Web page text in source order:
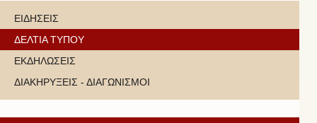
ΕΙΔΗΣΕΙΣ
ΔΕΛΤΙΑ ΤΥΠΟΥ
ΕΚΔΗΛΩΣΕΙΣ
ΔΙΑΚΗΡΥΞΕΙΣ - ΔΙΑΓΩΝΙΣΜΟΙ